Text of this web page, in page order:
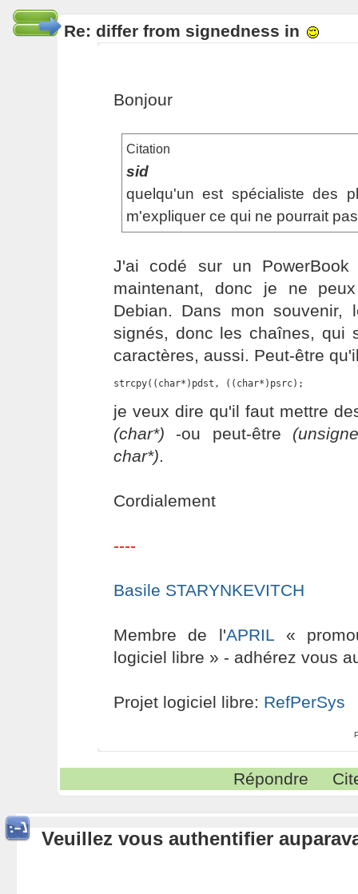
Re: differ from signedness in
Bonjour
Citation
sid
quelqu'un est spécialiste des
m'expliquer ce qui ne pourrait
J'ai codé sur un
maintenant, donc je ne
Debian. Dans mon souvenir,
signés, donc les chaînes, qui
caractères, aussi. Peut-être
strcpy((char*)pdst, ((char*)psrc);
je veux dire qu'il faut mettre
(char*) -ou peut-être
char*).
Cordialement
----
Basile STARYNKEVITCH
Membre de l'APRIL «
logiciel libre » - adhérez vous
Projet logiciel libre: RefPerSys
Répondre
Veuillez vous authentifier